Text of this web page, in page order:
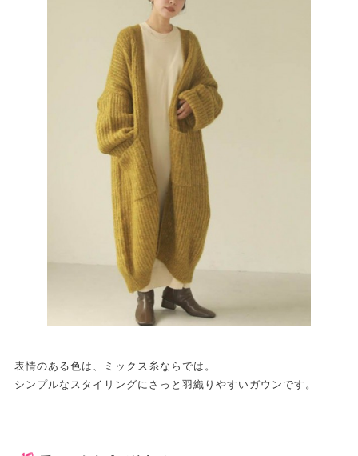
表情のある色は、ミックス糸ならでは。
シンプルなスタイリングにさっと羽織りやすいガウンです。